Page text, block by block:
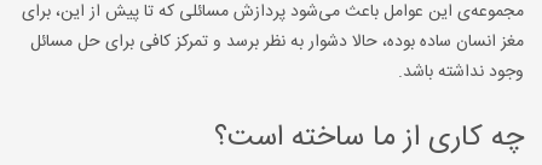
مجموعه‌ی این عوامل باعث می‌شود پردازش مسائلی که تا پیش از این، برای
مغز انسان ساده‌ بوده، حالا دشوار به نظر برسد و تمرکز کافی برای حل مسائل
وجود نداشته باشد.
چه کاری از ما ساخته است؟